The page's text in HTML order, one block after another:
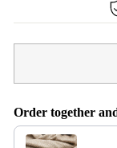
Order together
Use the Previous and